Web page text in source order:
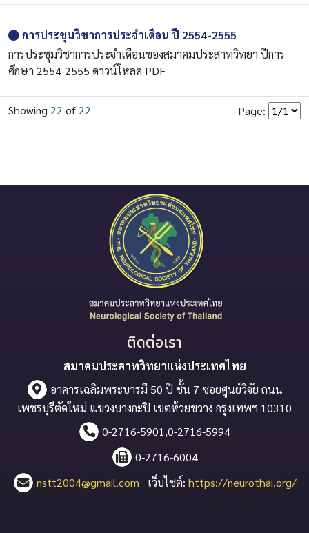
การประชุมวิชาการประจำเดือน ปี 2554-2555
การประชุมวิชาการประจำเดือนของสมาคมประสาทวิทยา ปีการ
ศึกษา 2554-2555 ดาวน์โหลด PDF
Showing 22 of 22 Page:
ติดต่อเรา
สมาคมประสาทวิทยาแห่งประเทศไทย
อาคารเฉลิมพระบารมี 50 ปี ชั้น 7 ซอยศูนย์วิจัย ถนน
เพชรบุรีตัดใหม่ แขวงบางกะปิ เขตห้วยขวาง กรุงเทพฯ 10310
0-2716-5901,0-2716-5994
0-2716-6004
nstt2004@gmail.com เว็บไซต์: https://neurothai.org/